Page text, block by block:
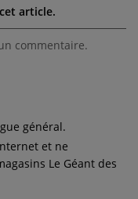
article.
commentaire.
général.
et ne
Le Géant des